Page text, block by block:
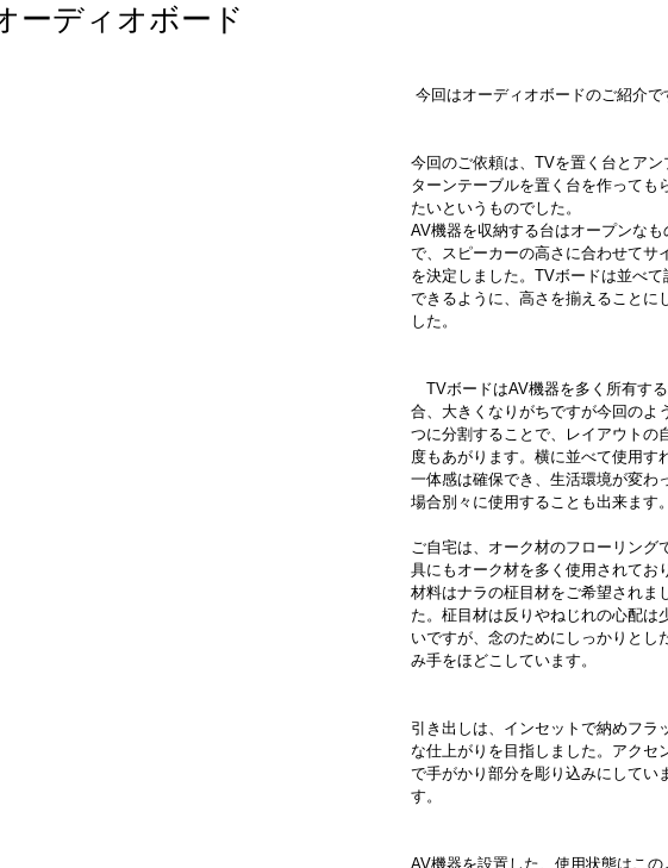
ーディオボード
今回はオーディオボードのご紹介で
今回のご依頼は、TVを置く台とアン
ターンテーブルを置く台を作っても
たいというものでした。
AV機器を収納する台はオープンなも
で、スピーカーの高さに合わせてサ
を決定しました。TVボードは並べて
できるように、高さを揃えることに
した。
TVボードはAV機器を多く所有す
合、大きくなりがちですが今回のよ
つに分割することで、レイアウトの
度もあがります。横に並べて使用す
一体感は確保でき、生活環境が変わ
場合別々に使用することも出来ます。
ご自宅は、オーク材のフローリング
具にもオーク材を多く使用されてお
材料はナラの柾目材をご希望されま
た。柾目材は反りやねじれの心配は
いですが、念のためにしっかりとし
み手をほどこしています。
引き出しは、インセットで納めフラ
な仕上がりを目指しました。アクセ
で手がかり部分を彫り込みにしてい
す。
AV機器を設置した、使用状態はこの